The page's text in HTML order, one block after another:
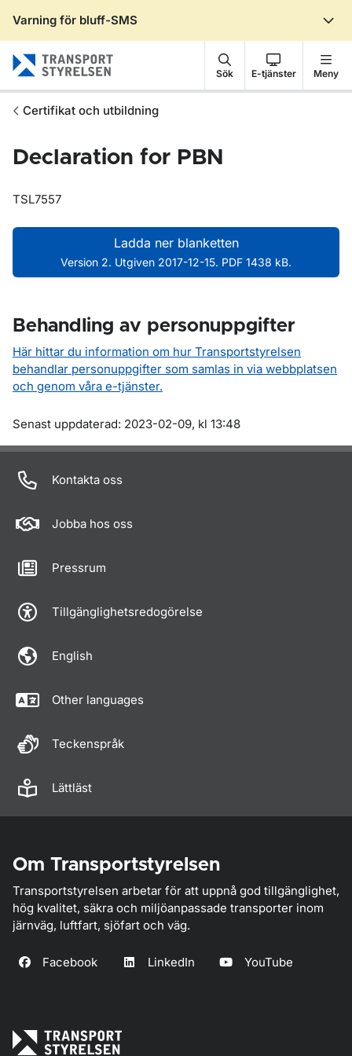
Varning för bluff-SMS
Sök E-tjänster Meny
Certifikat och utbildning
Declaration for PBN
TSL7557
Ladda ner blanketten
Version 2. Utgiven 2017-12-15. PDF 1438 kB.
Behandling av personuppgifter
Här hittar du information om hur Transportstyrelsen
behandlar personuppgifter som samlas in via webbplatsen
och genom våra e-tjänster.
Om sidan
Senast uppdaterad: 2023-02-09, kl 13:48
Kontakta oss
Jobba hos oss
Pressrum
Tillgänglighetsredogörelse
English
Other languages
Teckenspråk
Lättläst
Om Transportstyrelsen
Transportstyrelsen arbetar för att uppnå god tillgänglighet,
hög kvalitet, säkra och miljöanpassade transporter inom
järnväg, luftfart, sjöfart och väg.
Facebook LinkedIn YouTube